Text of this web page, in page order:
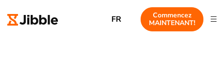
FR
Commencez
MAINTENANT!